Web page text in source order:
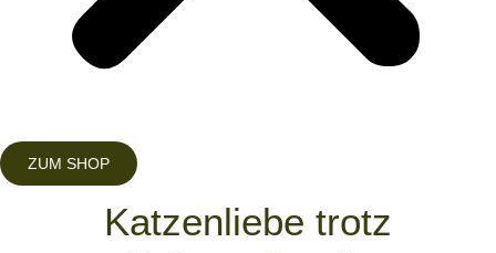
ZUM SHOP
Katzenliebe trotz